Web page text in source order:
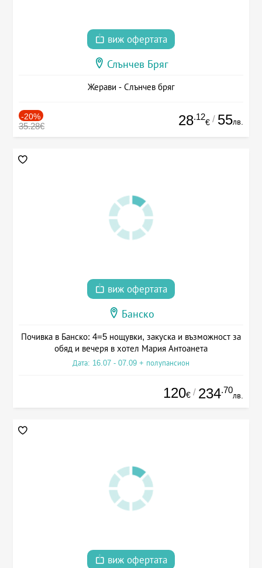
виж офертата
Слънчев Бряг
Жерави - Слънчев бряг
-20%
35.28€ 28.12
€ / 55лв.
виж офертата
Банско
Почивка в Банско: 4=5 нощувки, закуска и възможност за
обяд и вечеря в хотел Мария Антоанета
Дата: 16.07 - 07.09 + полупансион
120€ / 234.70
лв.
виж офертата